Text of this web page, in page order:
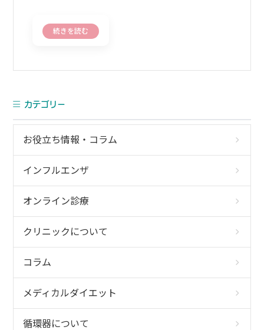
続きを読む
カテゴリー
お役立ち情報・コラム
インフルエンザ
オンライン診療
クリニックについて
コラム
メディカルダイエット
循環器について